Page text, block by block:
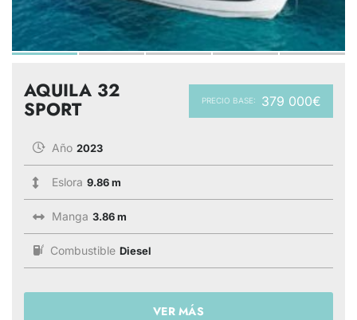
PRECIO BASE: 379 000€
AQUILA 32
SPORT
Año 2023
Eslora 9.86 m
Manga 3.86 m
Combustible Diesel
VER MÁS